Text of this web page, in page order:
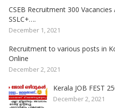
CSEB Recruitment 300
SSLC+….
December 1, 2021
Recruitment to various posts in
Online
December 2, 2021
Kerala JOB FEST
December 2, 2021